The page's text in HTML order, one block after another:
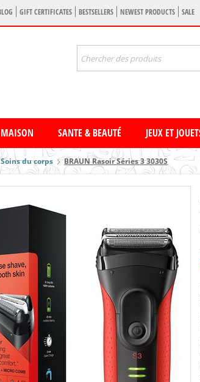
GIFT CERTIFICATES BESTSELLERS NEWEST PRODUCTS SALE
MAISON SANTE & BEAUTÉ JEUX ET
Soins du corps BRAUN Rasoir Séries 3 3030S